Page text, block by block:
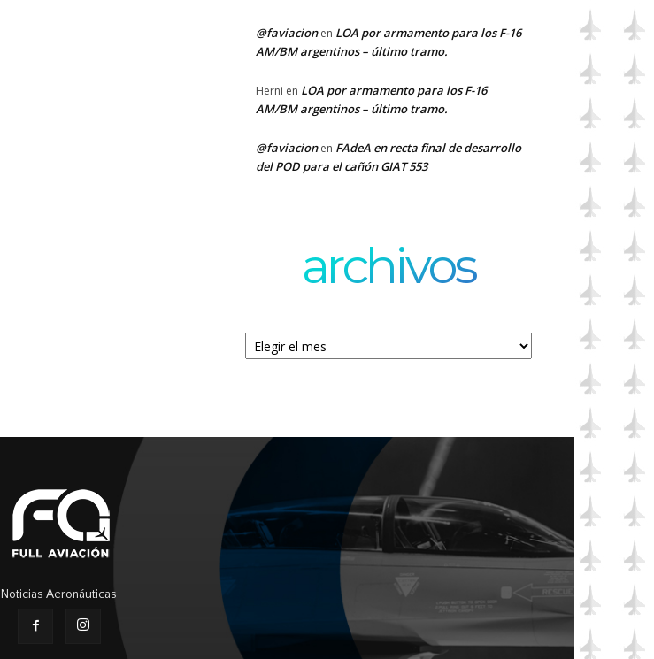
@faviacionen LOA por armamento para los F-16
AM/BM argentinos – último tramo.
Herni en LOA por armamento para los F-16
AM/BM argentinos – último tramo.
@faviacionen FAdeA en recta final de desarrollo
del POD para el cañón GIAT 553
archivos
Archivos
Noticias Aeronáuticas